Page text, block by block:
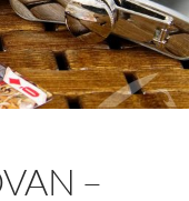
–